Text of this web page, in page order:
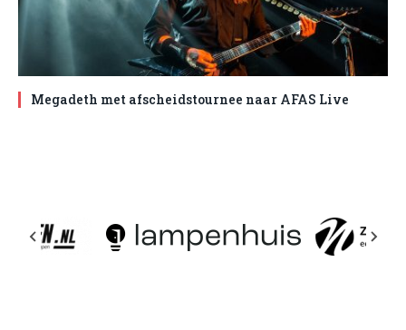
Megadeth met afscheidstournee naar AFAS Live